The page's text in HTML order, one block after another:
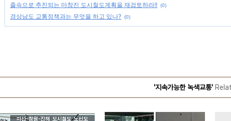
졸속으로 추진되는 마창진 도시철도계획을 재검토하라!! (0)
경상남도 교통정책과는 무엇을 하고 있나? (0)
'지속가능한 녹색교통'